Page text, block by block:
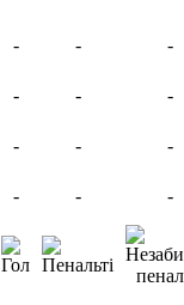
- -
-
- -
-
- -
-
- - -